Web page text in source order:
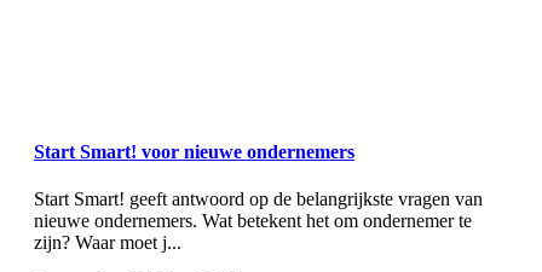
Start Smart! voor nieuwe ondernemers
Start Smart! geeft antwoord op de belangrijkste vragen van
nieuwe ondernemers. Wat betekent het om ondernemer te
zijn? Waar moet j...